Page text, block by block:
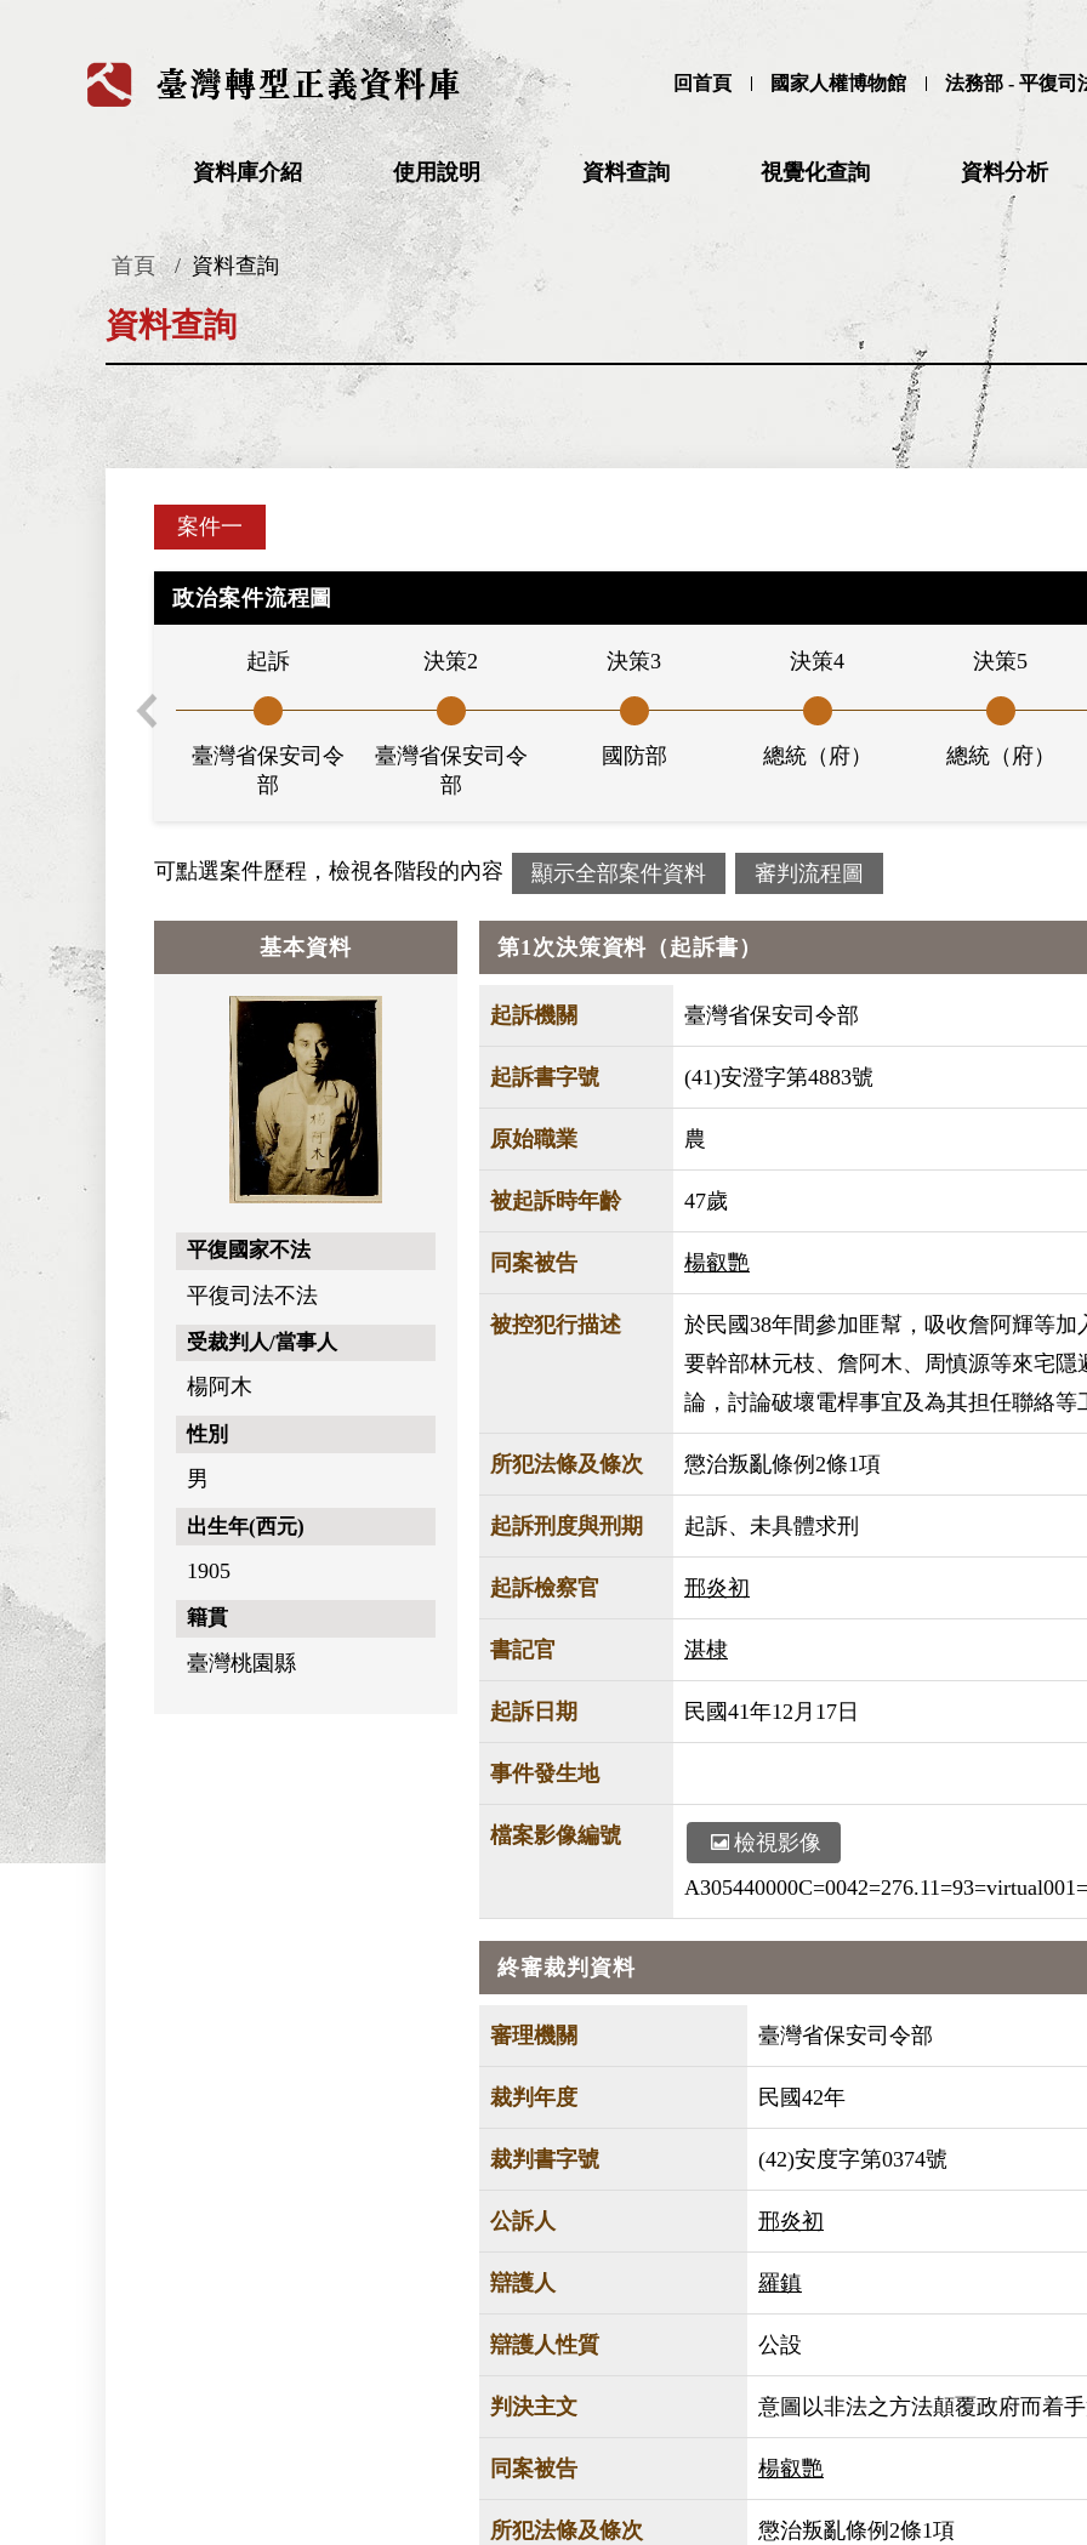
回首頁 國家人權博物館 法務部 - 平復司
資料庫介紹 使用說明 資料查詢 視覺化查詢 資料分析
首頁 資料查詢
資料查詢
案件一
政治案件流程圖
起訴
臺灣省保安司令
部
決策2
臺灣省保安司令
部
決策3
國防部
決策4
總統（府）
決策5
總統（府）
可點選案件歷程，檢視各階段的內容 顯示全部案件資料 審判流程圖
基本資料
平復國家不法
平復司法不法
受裁判人/當事人
楊阿木
性別
男
出生年(西元)
1905
籍貫
臺灣桃園縣
第1次決策資料（起訴書）
起訴機關 臺灣省保安司令部
起訴書字號 (41)安澄字第4883號
原始職業 農
被起訴時年齡 47歲
同案被告 楊叡艷
被控犯行描述
於民國38年間參加匪幫，吸收詹阿輝等
要幹部林元枝、詹阿木、周慎源等來宅
論，討論破壞電桿事宜及為其担任聯絡等
所犯法條及條次 懲治叛亂條例2條1項
起訴刑度與刑期 起訴、未具體求刑
起訴檢察官 邢炎初
書記官 湛棣
起訴日期 民國41年12月17日
事件發生地
檔案影像編號
檢視影像
終審裁判資料
審理機關 臺灣省保安司令部
裁判年度 民國42年
裁判書字號 (42)安度字第0374號
公訴人 邢炎初
辯護人 羅鎮
辯護人性質 公設
判決主文 意圖以非法之方法顛覆政府而着
同案被告 楊叡艷
所犯法條及條次 懲治叛亂條例2條1項